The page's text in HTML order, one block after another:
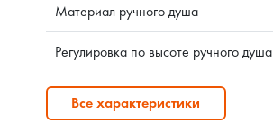
Материал ручного душа
Регулировка по высоте ручного душа
Все характеристики